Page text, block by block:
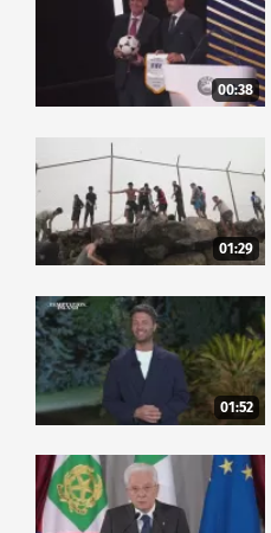
00:38
01:29
01:52